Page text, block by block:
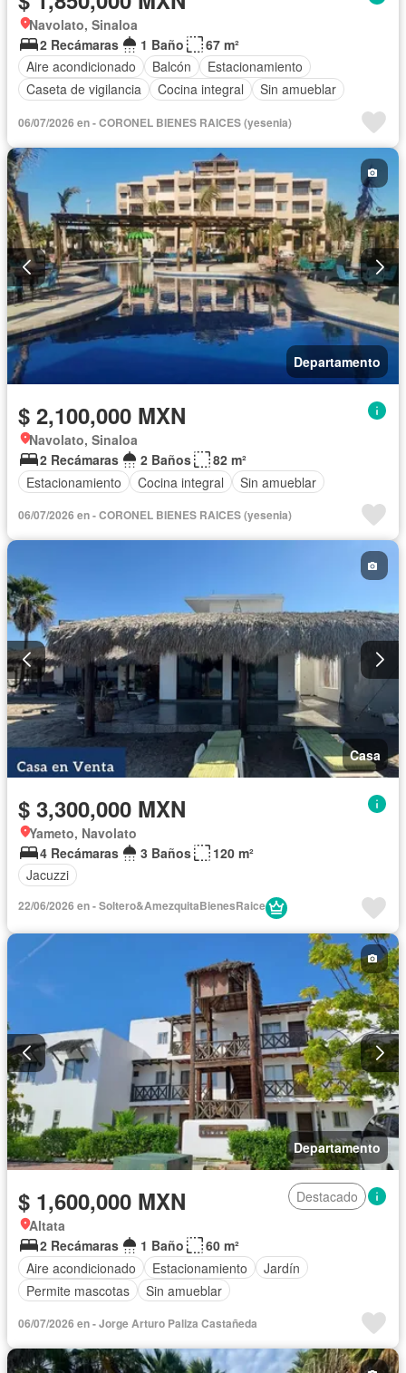
Navolato, Sinaloa
2 Recámaras
1 Baño
67 m²
Aire acondicionado
Balcón
Estacionamiento
Caseta de vigilancia
Cocina integral Sin amueblar
06/07/2026 en - CORONEL BIENES RAICES (yesenia)
Departamento
$ 2,100,000 MXN
Navolato, Sinaloa
2 Recámaras
2 Baños
82 m²
Estacionamiento
Cocina integral Sin amueblar
06/07/2026 en - CORONEL BIENES RAICES (yesenia)
Casa
$ 3,300,000 MXN
Yameto, Navolato
4 Recámaras
3 Baños
120 m²
Jacuzzi
22/06/2026 en - Soltero&AmezquitaBienesRaice
Departamento
$ 1,600,000 MXN
Destacado
Altata
2 Recámaras
1 Baño
60 m²
Aire acondicionado
Estacionamiento
Jardín
Permite mascotas
Sin amueblar
06/07/2026 en - Jorge Arturo Paliza Castañeda